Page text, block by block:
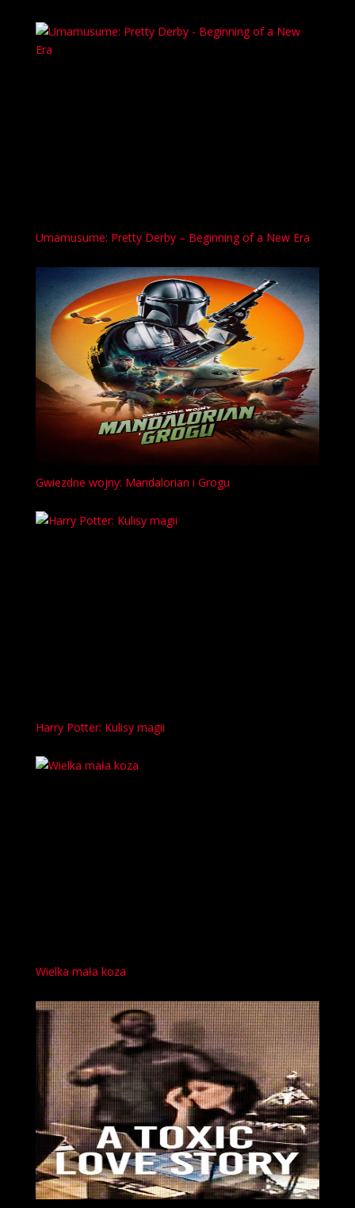
Umamusume: Pretty Derby – Beginning of a New Era
Gwiezdne wojny: Mandalorian i Grogu
Harry Potter: Kulisy magii
Wielka mała koza